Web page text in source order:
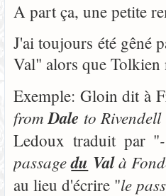
A part ça, une petite
J'ai toujours été gêné
Val" alors que Tolkien
Exemple: Gloin dit à
fromDale to
Ledoux traduit par "
passagedu Valà
au lieu d'écrire "le